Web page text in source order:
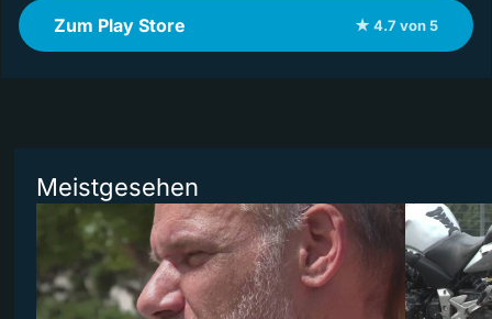
Zum Play Store ★ 4.7 von 5
Meistgesehen